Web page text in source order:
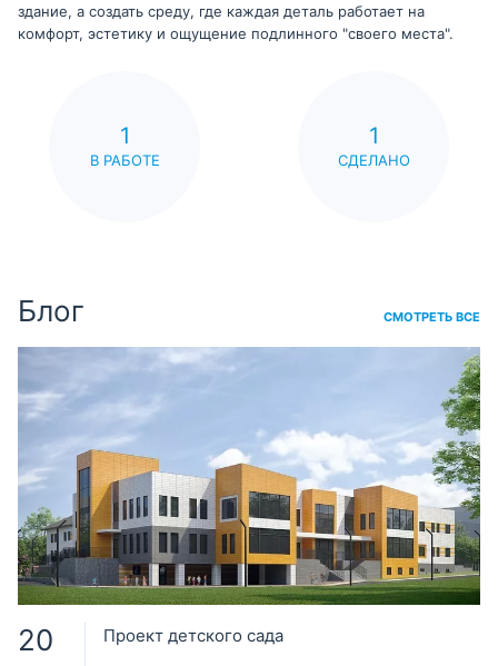
здание, а создать среду, где каждая деталь работает на
комфорт, эстетику и ощущение подлинного "своего места".
1
В РАБОТЕ
1
СДЕЛАНО
Блог СМОТРЕТЬ ВСЕ
20 Проект детского сада